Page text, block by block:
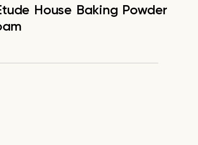
House Baking Powder